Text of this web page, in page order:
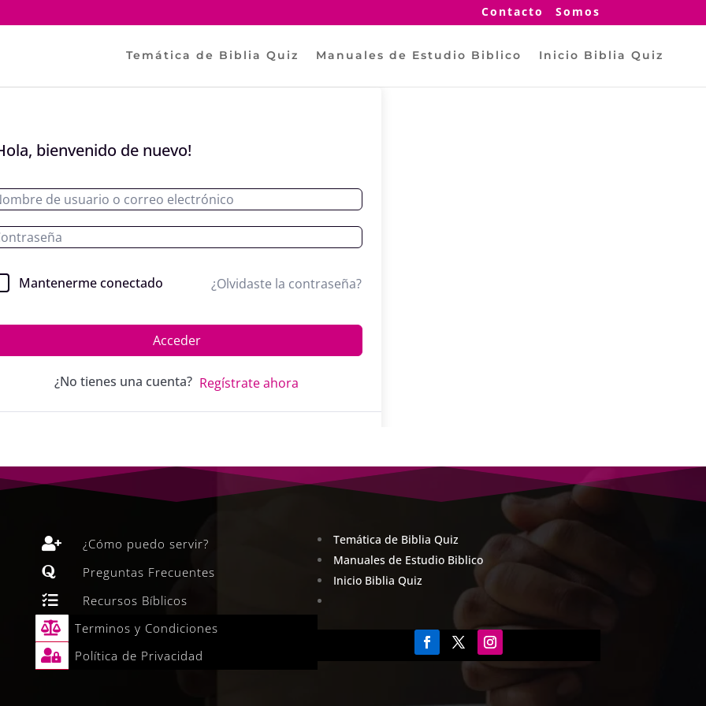
Contacto Somos
Temática de Biblia Quiz Manuales de Estudio Biblico Inicio Biblia Quiz
bienvenido de nuevo!
Mantenerme conectado ¿Olvidaste la contraseña?
Acceder
¿No tienes una cuenta? Regístrate ahora
 ¿Cómo puedo servir?
 Preguntas Frecuentes
 Recursos Bíblicos
 Terminos y Condiciones
 Política de Privacidad
Temática de Biblia Quiz
Manuales de Estudio Biblico
Inicio Biblia Quiz